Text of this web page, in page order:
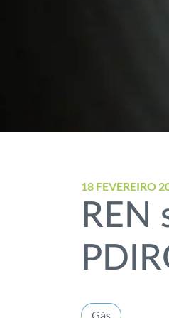
18 FEVEREIRO
REN
Gás